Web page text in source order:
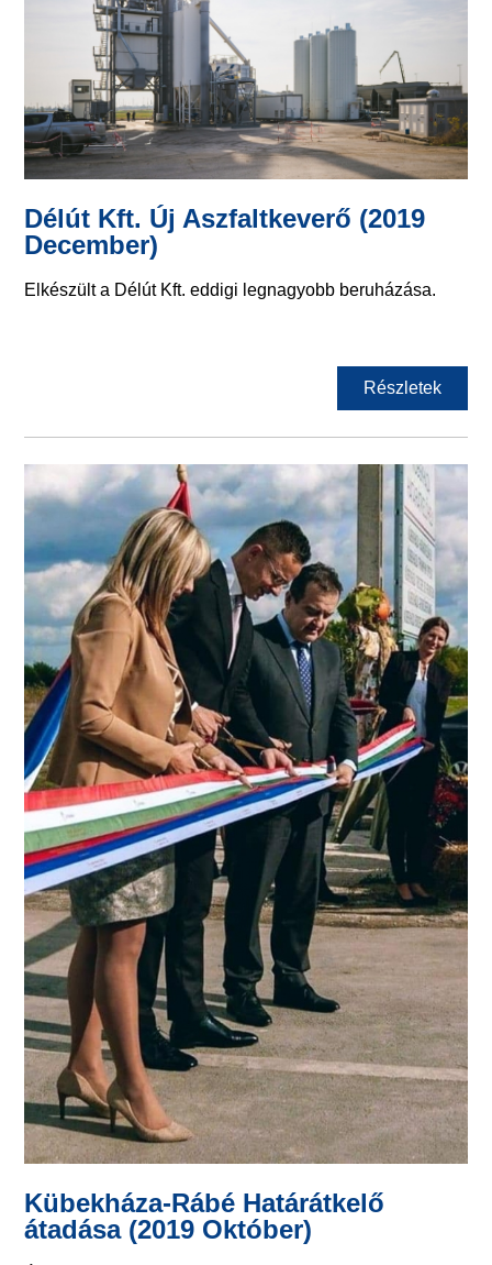
Délút Kft. Új Aszfaltkeverő (2019
December)
Elkészült a Délút Kft. eddigi legnagyobb beruházása.
Részletek
Kübekháza-Rábé Határátkelő
átadása (2019 Október)